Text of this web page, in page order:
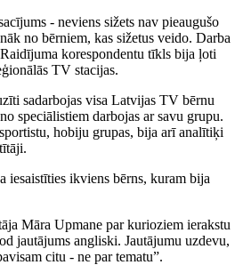
- neviens sižets nav pieaugušo
no bērniem, kas sižetus veido. Darba
korespondentu tīkls bija ļoti
TV stacijas.
sadarbojas visa Latvijas TV bērnu
speciālistiem darbojas ar savu grupu.
hobiju grupas, bija arī analītiķi
iesaistīties ikviens bērns, kuram bija
Māra Upmane par kurioziem ierakstu
jautājums angliski. Jautājumu uzdevu,
citu - ne par tematu”.